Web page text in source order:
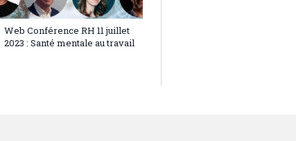
5 juillet 2023 0
Web Conférence RH 11 juillet
2023 : Santé mentale au travail